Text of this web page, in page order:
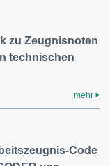
zu Zeugnisnoten
technischen
mehr
Code